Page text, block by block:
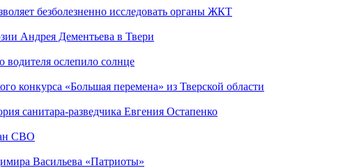
безболезненно исследовать органы ЖКТ
Андрея Дементьева в Твери
водителя ослепило солнце
конкурса «Большая перемена» из Тверской области
санитара-разведчика Евгения Остапенко
СВО
Васильева «Патриоты»